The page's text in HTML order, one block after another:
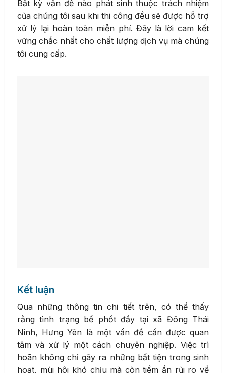
Bất kỳ vấn đề nào phát sinh thuộc trách nhiệm
của chúng tôi sau khi thi công đều sẽ được hỗ trợ
xử lý lại hoàn toàn miễn phí. Đây là lời cam kết
vững chắc nhất cho chất lượng dịch vụ mà chúng
tôi cung cấp.
Kết luận
Qua những thông tin chi tiết trên, có thể thấy
rằng tình trạng bể phốt đầy tại xã Đông Thái
Ninh, Hưng Yên là một vấn đề cần được quan
tâm và xử lý một cách chuyên nghiệp. Việc trì
hoãn không chỉ gây ra những bất tiện trong sinh
hoạt, mùi hôi khó chịu mà còn tiềm ẩn rủi ro về